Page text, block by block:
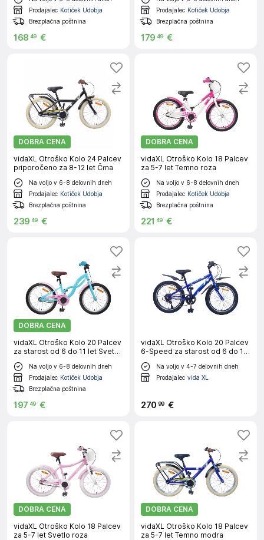
Prodajalec Kotiček Udobja
Brezplačna poštnina
168 49 €
Prodajalec Kotiček Udobja
Brezplačna poštnina
179 49 €
DOBRA CENA
vidaXL Otroško Kolo 24 Palcev
priporočeno za 8-12 let Črna
Na voljo v 6-8 delovnih dneh
Prodajalec Kotiček Udobja
Brezplačna poštnina
239 49 €
DOBRA CENA
vidaXL Otroško Kolo 18 Palcev
za 5-7 let Temno roza
Na voljo v 6-8 delovnih dneh
Prodajalec Kotiček Udobja
Brezplačna poštnina
221 49 €
DOBRA CENA
vidaXL Otroško Kolo 20 Palcev
za starost od 6 do 11 let Sveta
modra
Na voljo v 6-8 delovnih dneh
Prodajalec Kotiček Udobja
Brezplačna poštnina
197 49 €
vidaXL Otroško Kolo 20 Palcev
6-Speed za starost od 6 do 11
let
Na voljo v 4-7 delovnih dneh
Prodajalec vida XL
270 99 €
DOBRA CENA
vidaXL Otroško Kolo 18 Palcev
za 5-7 let Svetlo roza
DOBRA CENA
vidaXL Otroško Kolo 18 Palcev
za 5-7 let Temno modra